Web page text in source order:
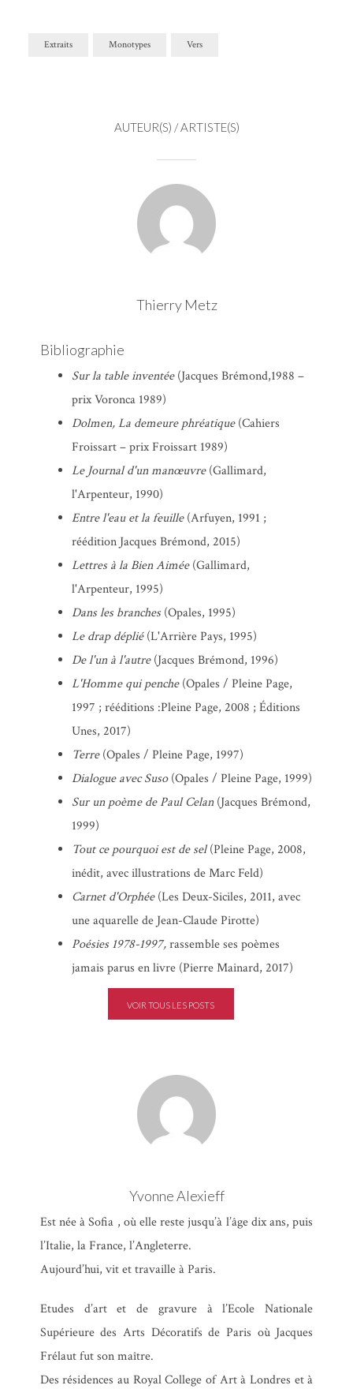
Thierry Metz, Yvonne
Alexieff,Isabelle Lévesque
Extraits Monotypes Vers
AUTEUR(S) / ARTISTE(S)
Thierry Metz
Bibliographie
Sur la table inventée(Jacques Brémond,1988 –
prix Voronca 1989)
Dolmen, La demeure phréatique(Cahiers
Froissart – prix Froissart 1989)
Le Journal d'un manœuvre(Gallimard,
l'Arpenteur, 1990)
Entre l'eau et la feuille(Arfuyen, 1991 ;
réédition Jacques Brémond, 2015)
Lettres à la Bien Aimée(Gallimard,
l'Arpenteur, 1995)
Dans les branches(Opales, 1995)
Le drap déplié(L'Arrière Pays, 1995)
De l'un à l'autre(Jacques Brémond, 1996)
L'Homme qui penche(Opales / Pleine Page,
1997 ; rééditions :Pleine Page, 2008 ; Éditions
Unes, 2017)
Terre(Opales / Pleine Page, 1997)
Dialogue avec Suso(Opales / Pleine Page, 1999)
Sur un poème de Paul Celan(Jacques Brémond,
1999)
Tout ce pourquoi est de sel(Pleine Page, 2008,
inédit, avec illustrations de Marc Feld)
Carnet d'Orphée(Les Deux-Siciles, 2011, avec
une aquarelle de Jean-Claude Pirotte)
Poésies 1978-1997,rassemble ses poèmes
jamais parus en livre (Pierre Mainard, 2017)
VOIR TOUS LES POSTS
Yvonne Alexieff
Est née à Sofia , où elle reste jusqu’à l’âge dix ans, puis
l’Italie, la France, l’Angleterre.
Aujourd’hui, vit et travaille à Paris.
Etudes d’art et de gravure à l’Ecole Nationale
Supérieure des Arts Décoratifs de Paris où Jacques
Frélaut fut son maître.
Des résidences au Royal College of Art à Londres et à